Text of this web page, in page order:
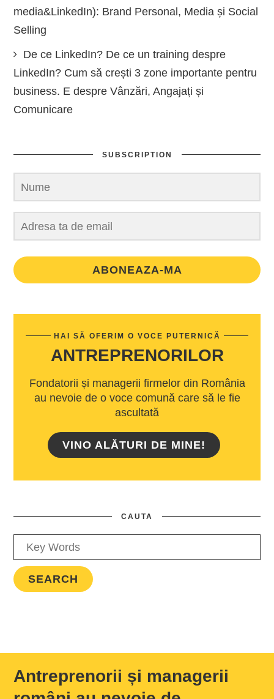
media&LinkedIn): Brand Personal, Media și Social
Selling
De ce LinkedIn? De ce un training despre
LinkedIn? Cum să crești 3 zone importante pentru
business. E despre Vânzări, Angajați și
Comunicare
SUBSCRIPTION
ABONEAZA-MA
HAI SĂ OFERIM O VOCE PUTERNICĂ
ANTREPRENORILOR
Fondatorii și managerii firmelor din România
au nevoie de o voce comună care să le fie
ascultată
VINO ALĂTURI DE MINE!
CAUTA
Antreprenorii și managerii